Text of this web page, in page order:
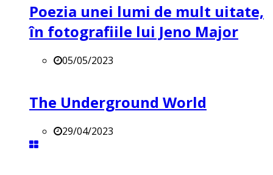
Poezia unei lumi de mult uitate,
în fotografiile lui Jeno Major
05/05/2023
The Underground World
29/04/2023